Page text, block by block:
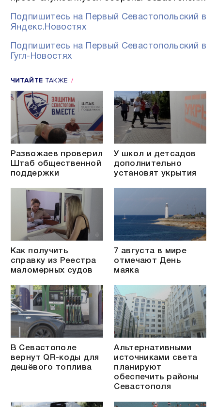
Подпишитесь на Первый Севастопольский в
Яндекс.Новостях
Подпишитесь на Первый Севастопольский в
Гугл-Новостях
ЧИТАЙТЕ ТАКЖЕ
Развожаев проверил
Штаб общественной
поддержки
У школ и детсадов
дополнительно
установят укрытия
Как получить
справку из Реестра
маломерных судов
7 августа в мире
отмечают День
маяка
В Севастополе
вернут QR-коды для
дешёвого топлива
Альтернативными
источниками света
планируют
обеспечить районы
Севастополя